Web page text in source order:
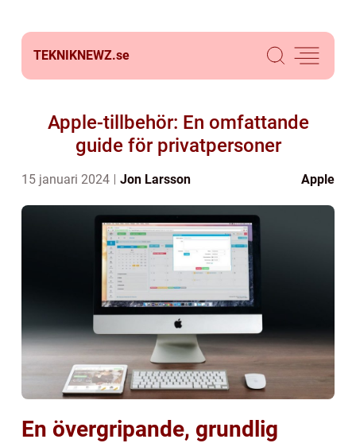
TEKNIKNEWZ.se
Apple-tillbehör: En omfattande
guide för privatpersoner
15 januari 2024 Jon Larsson Apple
En övergripande, grundlig